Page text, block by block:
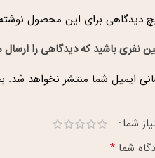
دیدگاهی برای این محصول
نفری باشید که دیدگاهی را ارسال
ایمیل شما منتشر نخواهد شد.
شما
شما *